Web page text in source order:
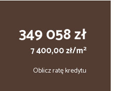
349 058 zł
7 400,00 zł/m2
Oblicz ratę kredytu